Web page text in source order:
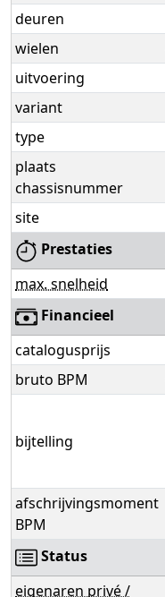
deuren
wielen
uitvoering
variant
type
plaats
chassisnummer
site
Prestaties
max. snelheid
Financieel
catalogusprijs
bruto BPM
bijtelling
afschrijvingsmoment
BPM
Status
eigenaren privé /